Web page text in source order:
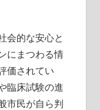
会的な安心と
にまつわる情
価されてい
臨床試験の進
市民が自ら判